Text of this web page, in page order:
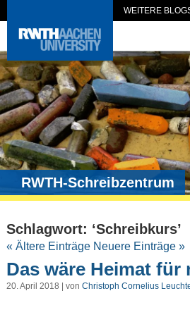
WEITERE
RWTH-Schreibzentrum
Schlagwort: ‘Schreibkurs’
« Ältere Einträge Neuere Einträge »
Das wäre Heimat für
20. April 2018 | von Christoph Cornelius